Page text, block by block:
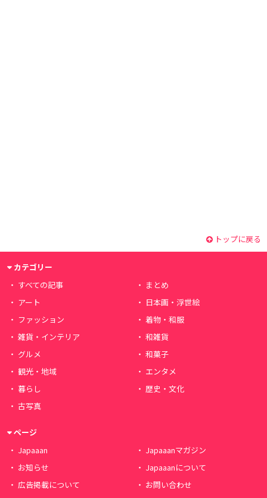
トップに戻る
カテゴリー
すべての記事
まとめ
アート
日本画・浮世絵
ファッション
着物・和服
雑貨・インテリア
和雑貨
グルメ
和菓子
観光・地域
エンタメ
暮らし
歴史・文化
古写真
ページ
Japaaan
Japaaanマガジン
お知らせ
Japaaanについて
広告掲載について
お問い合わせ